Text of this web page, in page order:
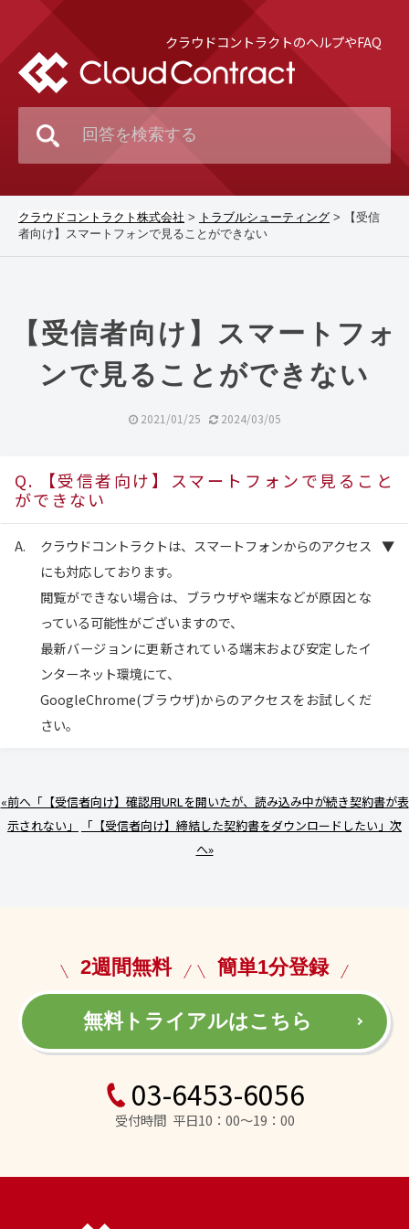
クラウドコントラクトのヘルプやFAQ
クラウドコントラクト株式会社 > トラブルシューティング >
【受信
者向け】スマートフォンで見ることができない
【受信者向け】スマートフォ
ンで見ることができない
2021/01/25 2024/03/05
【受信者向け】スマートフォンで見ること
ができない
クラウドコントラクトは、スマートフォンからのアクセス
にも対応しております。
閲覧ができない場合は、ブラウザや端末などが原因とな
っている可能性がございますので、
最新バージョンに更新されている端末および安定したイ
ンターネット環境にて、
GoogleChrome(ブラウザ)からのアクセスをお試しくだ
さい。
«前へ「【受信者向け】確認用URLを開いたが、読み込み中が続き契約書が表
示されない」
「【受信者向け】締結した契約書をダウンロードしたい」次
へ»
2週間無料 簡単1分登録
無料トライアルはこちら
03-6453-6056
受付時間 平日10：00～19：00